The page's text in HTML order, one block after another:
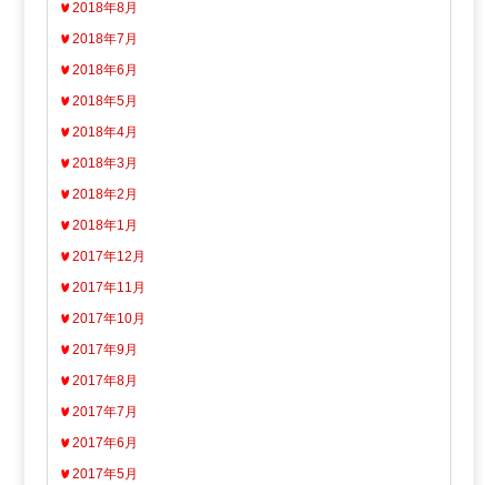
2018年8月
2018年7月
2018年6月
2018年5月
2018年4月
2018年3月
2018年2月
2018年1月
2017年12月
2017年11月
2017年10月
2017年9月
2017年8月
2017年7月
2017年6月
2017年5月